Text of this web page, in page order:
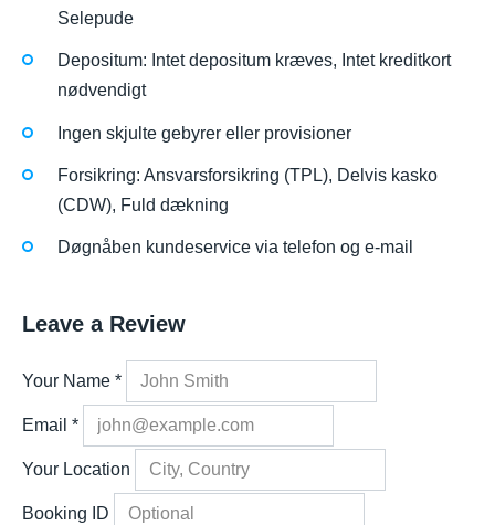
Selepude
Depositum: Intet depositum kræves, Intet kreditkort
nødvendigt
Ingen skjulte gebyrer eller provisioner
Forsikring: Ansvarsforsikring (TPL), Delvis kasko
(CDW), Fuld dækning
Døgnåben kundeservice via telefon og e-mail
Leave a Review
Your Name *
Email *
Your Location
Booking ID